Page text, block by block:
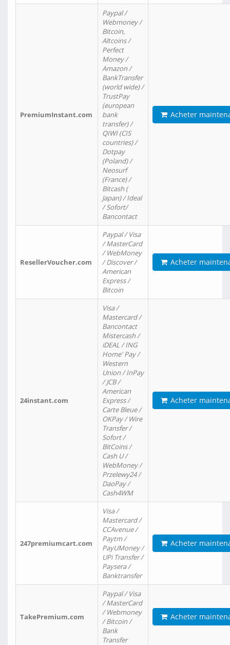
PremiumInstant.com
Paypal /
Webmoney /
Bitcoin,
Altcoins /
Perfect
Money /
Amazon /
BankTransfer
(world wide) /
TrustPay
(european
bank
transfer) /
QIWI (CIS
countries) /
Dotpay
(Poland) /
Neosurf
(France) /
Bitcash (
Japan) / Ideal
/ Sofort/
Bancontact
Acheter
ResellerVoucher.com
Paypal / Visa
/ MasterCard
/ WebMoney
/ Discover /
American
Express /
Bitcoin
Acheter
24instant.com
Visa /
Mastercard /
Bancontact
Mistercash /
iDEAL / ING
Home' Pay /
Western
Union / InPay
/ JCB /
American
Express /
Carte Bleue /
OKPay / Wire
Transfer /
Sofort /
BitCoins /
Cash U /
WebMoney /
Przelewy24 /
DaoPay /
Cash4WM
Acheter
247premiumcart.com
Visa /
Mastercard /
CCAvenue /
Paytm /
PayUMoney /
UPi Transfer /
Paysera /
Banktransfer
Acheter
TakePremium.com
Paypal / Visa
/ MasterCard
/ Webmoney
/ Bitcoin /
Bank
Transfer
Acheter